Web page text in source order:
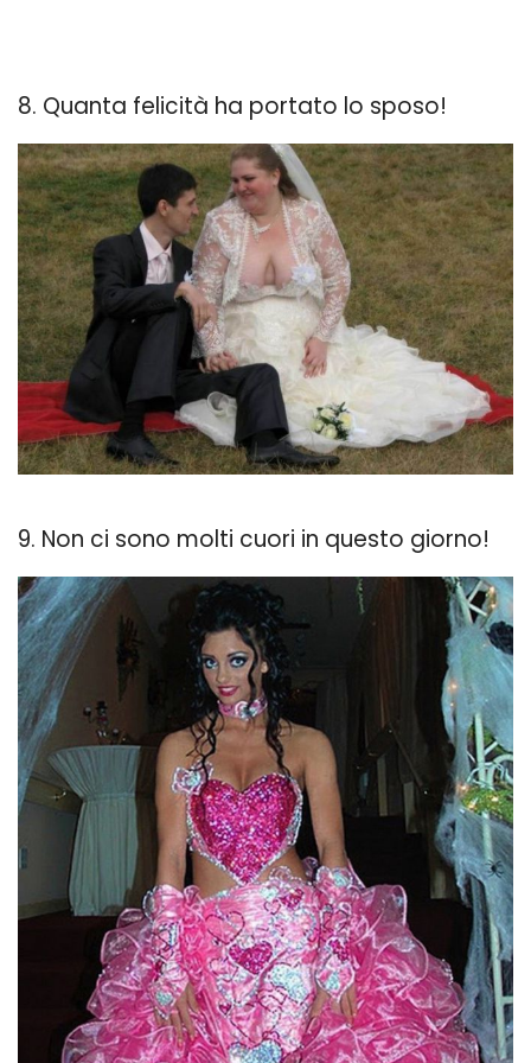
8. Quanta felicità ha portato lo sposo!
9. Non ci sono molti cuori in questo giorno!